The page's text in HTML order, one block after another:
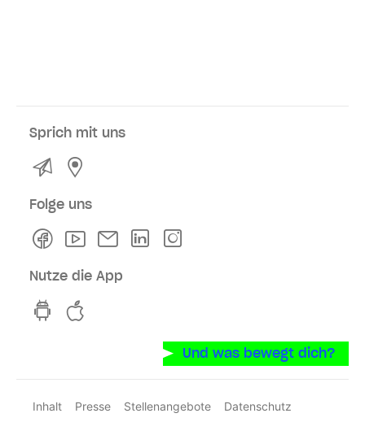
Sprich mit uns
Kontakt
Folge uns
FacebookYoutubeNewsletterLinkedln
Nutze die App
hvv switch App auf GooglePlay
Und was bewegt dich?
Inhalt Presse Stellenangebote
Datenschutz